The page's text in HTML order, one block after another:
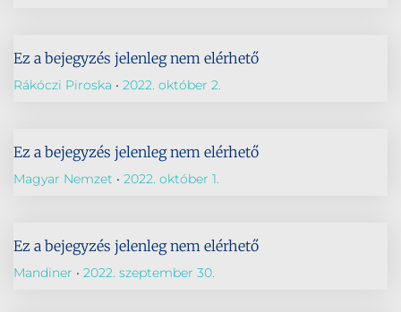
Ez a bejegyzés jelenleg nem elérhető
Rákóczi Piroska 2022. október 2.
Ez a bejegyzés jelenleg nem elérhető
Magyar Nemzet 2022. október 1.
Ez a bejegyzés jelenleg nem elérhető
Mandiner 2022. szeptember 30.